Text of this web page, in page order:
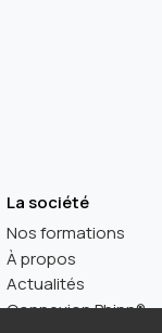
La société
Nos formations
À propos
Actualités
Connexion Phinn®